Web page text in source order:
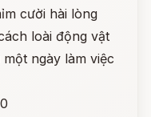
cười hài lòng
loài động vật
ngày làm việc